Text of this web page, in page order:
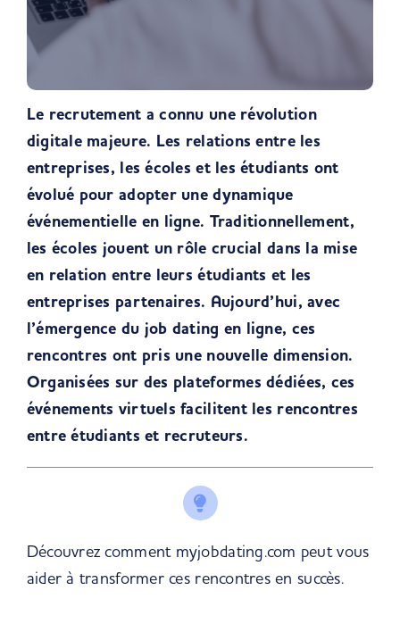
Le recrutement a connu une révolution
digitale majeure. Les relations entre les
entreprises, les écoles et les étudiants ont
évolué pour adopter une dynamique
événementielle en ligne. Traditionnellement,
les écoles jouent un rôle crucial dans la mise
en relation entre leurs étudiants et les
entreprises partenaires. Aujourd’hui, avec
l’émergence du job dating en ligne, ces
rencontres ont pris une nouvelle dimension.
Organisées sur des plateformes dédiées, ces
événements virtuels facilitent les rencontres
entre étudiants et recruteurs.
Découvrez comment myjobdating.com peut vous
aider à transformer ces rencontres en succès.